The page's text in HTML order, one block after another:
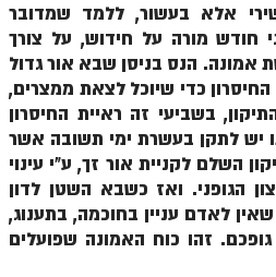
אלא בעשור, ללמד שמדובר
חודש מורה על חידוש, על צורך
אמונה. הנס בניסן שבא אור גדול
כדי שיוכל לצאת ממצרים,
בשביעי זה ראיית החיסרון
יש לתקן בעשרת ימי תשובה אשר
השלם לקניית אור זך, ע"י עינוי
הגופני. ואז כשבא השטן לדון
לאדם עניין בחוכמה, בתענוג,
זהו כוח האמונה שפועלים